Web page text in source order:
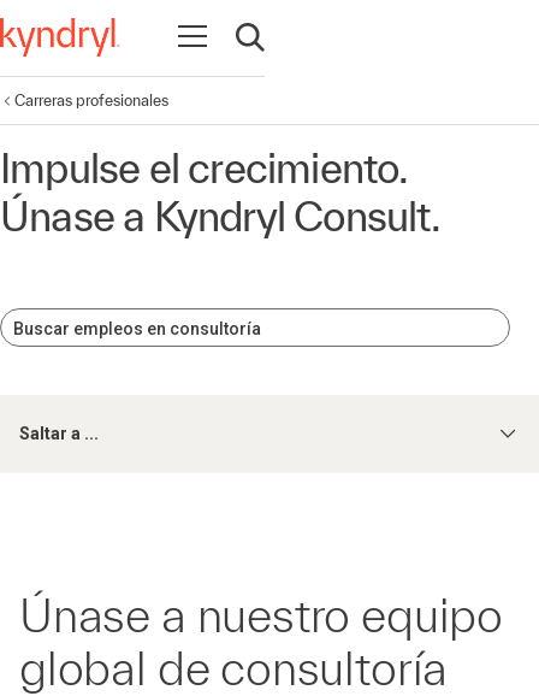
Abrir navegación
Abrir búsqueda
Carreras profesionales
Impulse el crecimiento.
Únase a Kyndryl Consult.
Buscar empleos en consultoría
Saltar a ...
Únase a nuestro equipo
global de consultoría